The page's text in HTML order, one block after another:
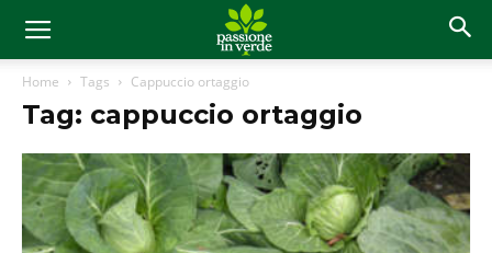
Home Tags Cappuccio ortaggio
Tag: cappuccio ortaggio